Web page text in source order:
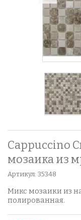
Cappuccino
мозаика из
Артикул: 35348
Микс мозаики из
полированная.